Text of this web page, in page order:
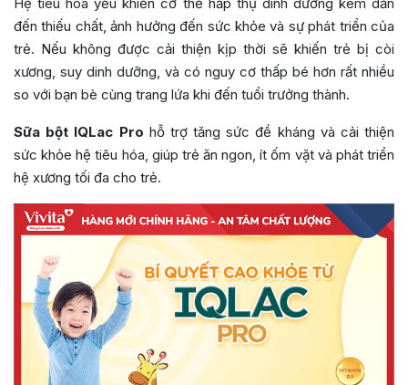
đến thiếu chất, ảnh hưởng đến sức khỏe và sự phát triển của
trẻ. Nếu không được cải thiện kịp thời sẽ khiến trẻ bị còi
xương, suy dinh dưỡng, và có nguy cơ thấp bé hơn rất nhiều
so với bạn bè cùng trang lứa khi đến tuổi trưởng thành.
Sữa bột IQLac Pro hỗ trợ tăng sức đề kháng và cải thiện
sức khỏe hệ tiêu hóa, giúp trẻ ăn ngon, ít ốm vặt và phát triển
hệ xương tối đa cho trẻ.